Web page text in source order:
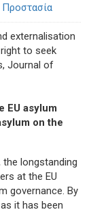
Προστασία
externalisation
to seek
Journal of
EU asylum
on the
longstanding
at the EU
governance. By
it has been